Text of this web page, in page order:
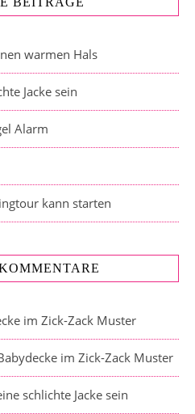
warmen Hals
Jacke sein
Alarm
kann starten
im Zick-Zack Muster
im Zick-Zack Muster
schlichte Jacke sein